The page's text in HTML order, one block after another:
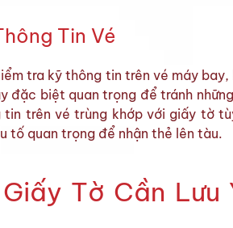
Tin Vé
tra kỹ thông tin trên vé máy
đặc biệt quan trọng để tránh
tin trên vé trùng khớp với giấy tờ
tố quan trọng để nhận thẻ lên tàu.
Tờ Cần